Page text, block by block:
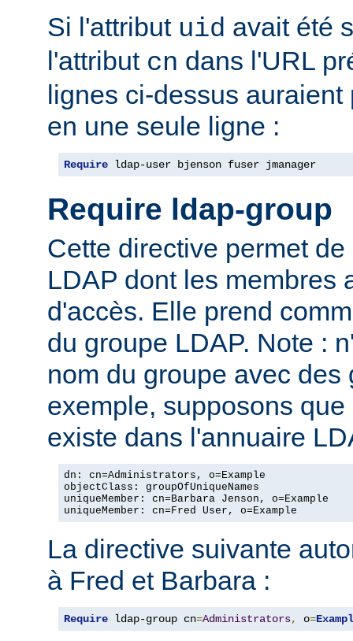
Si l'attribut uid avait été
l'attribut cn dans l'URL
lignes ci-dessus
en une seule ligne :
Require ldap-user bjenson fuser jmanager
Require ldap-group
Cette directive permet
LDAP dont les membres
d'accès. Elle prend
du groupe LDAP. Note :
nom du groupe avec des
exemple, supposons
existe dans l'annuaire
dn: cn=Administrators, o=Example
objectClass: groupOfUniqueNames
uniqueMember: cn=Barbara Jenson, o=Example
uniqueMember: cn=Fred User, o=Example
La directive suivante
à Fred et Barbara :
Require ldap-group cn=Administrators, o=